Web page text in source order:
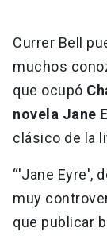
Currer Bell
muchos
que ocupó
novela Jane
clásico de la
“'Jane Eyre',
muy
que publicar